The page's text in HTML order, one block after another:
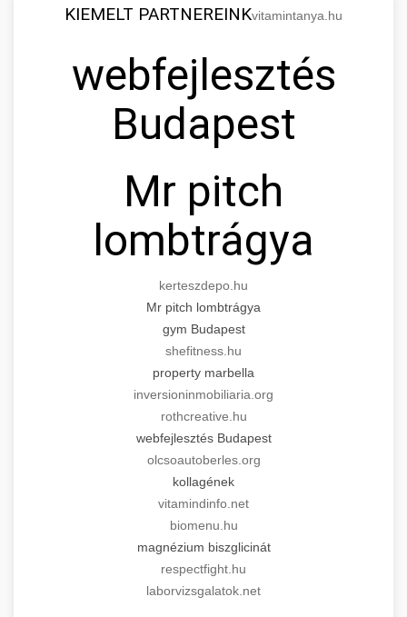
KIEMELT PARTNEREINKvitamintanya.hu
webfejlesztés
Budapest
Mr pitch
lombtrágya
kerteszdepo.hu
Mr pitch lombtrágya
gym Budapest
shefitness.hu
property marbella
inversioninmobiliaria.org
rothcreative.hu
webfejlesztés Budapest
olcsoautoberles.org
kollagének
vitamindinfo.net
biomenu.hu
magnézium biszglicinát
respectfight.hu
laborvizsgalatok.net